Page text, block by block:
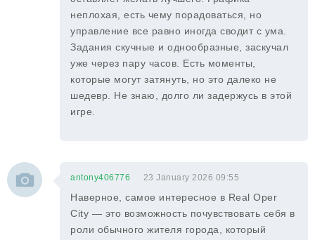
неплохая, есть чему порадоваться, но
управление все равно иногда сводит с ума.
Задания скучные и однообразные, заскучал
уже через пару часов. Есть моменты,
которые могут затянуть, но это далеко не
шедевр. Не знаю, долго ли задержусь в этой
игре.
antony406776 23 January 2026 09:55
Наверное, самое интересное в Real Oper
City — это возможность почувствовать себя в
роли обычного жителя города, который